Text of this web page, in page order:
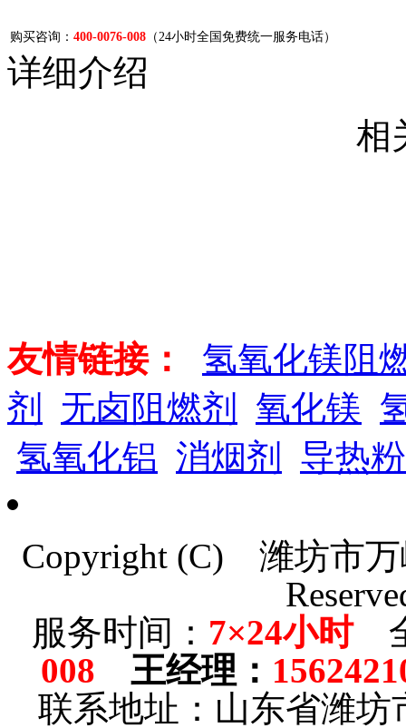
购买咨询： 400-0076-008 （24小时全国免费统一服务电话）
详细介绍
相
友情链接：
氢氧化镁阻
剂
无卤阻燃剂 氧化镁
氢氧化铝 消烟剂 导热粉
Copyright (C) 潍坊市
服务时间： 7×24小时全
008 王经理 ：
联系地址：山东省潍